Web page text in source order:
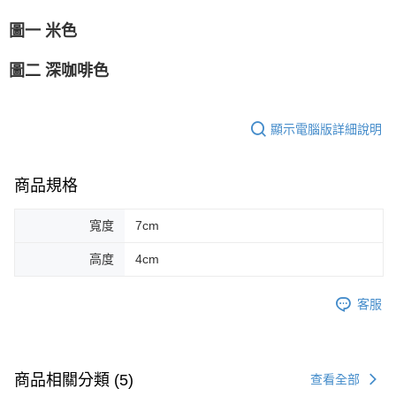
圖一 米色
圖二 深咖啡色
顯示電腦版詳細說明
商品規格
寬度 7cm
高度 4cm
客服
商品相關分類 (5) 查看全部